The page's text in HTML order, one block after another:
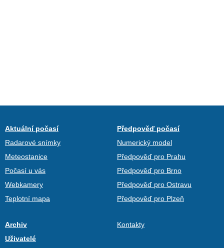
Aktuální počasí
Radarové snímky
Meteostanice
Počasí u vás
Webkamery
Teplotní mapa
Předpověď počasí
Numerický model
Předpověď pro Prahu
Předpověď pro Brno
Předpověď pro Ostravu
Předpověď pro Plzeň
Archiv
Uživatelé
Kontakty